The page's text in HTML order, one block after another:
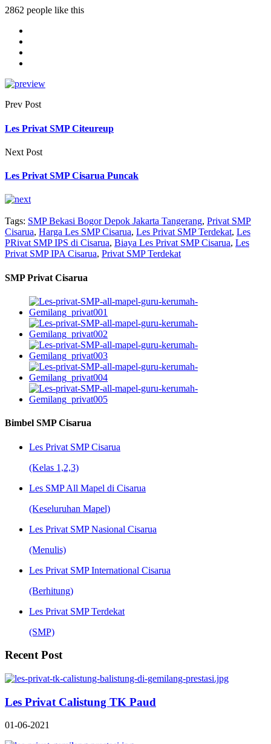
2862 people like this
Prev Post
Les Privat SMP Citeureup
Next Post
Les Privat SMP Cisarua Puncak
Tags: SMP Bekasi Bogor Depok Jakarta Tangerang, Privat SMP
Cisarua, Harga Les SMP Cisarua, Les Privat SMP Terdekat, Les
PRivat SMP IPS di Cisarua, Biaya Les Privat SMP Cisarua, Les
Privat SMP IPA Cisarua, Privat SMP Terdekat
SMP Privat Cisarua
Bimbel SMP Cisarua
Les Privat SMP Cisarua
(Kelas 1,2,3)
Les SMP All Mapel di Cisarua
(Keseluruhan Mapel)
Les Privat SMP Nasional Cisarua
(Menulis)
Les Privat SMP International Cisarua
(Berhitung)
Les Privat SMP Terdekat
(SMP)
Recent Post
Les Privat Calistung TK Paud
01-06-2021